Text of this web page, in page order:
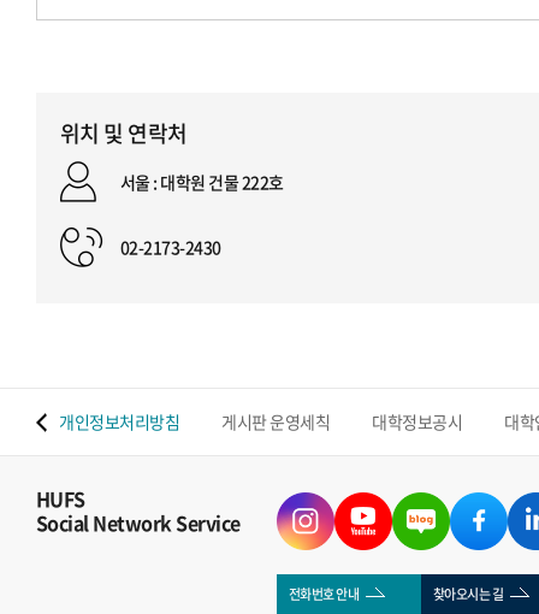
위치 및 연락처
서울 : 대학원 건물 222호
02-2173-2430
개인정보처리방침 게시판 운영세칙 대학정보공시 대
HUFS
Social Network Service
전화번호 안내 찾아오시는 길